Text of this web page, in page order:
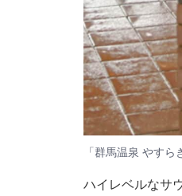
「群馬温泉 やす
ハイレベルなサ